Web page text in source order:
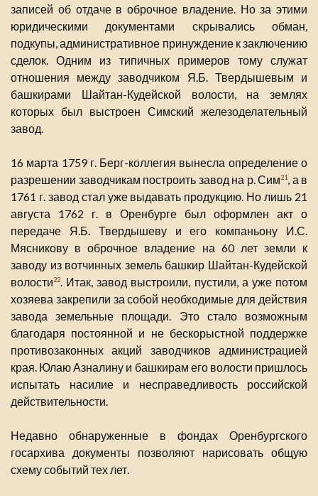
записей об отдаче в оброчное владение. Но за этими
юридическими документами скрывались обман,
подкупы, административное принуждение к заключению
сделок. Одним из типичных примеров тому служат
отношения между заводчиком Я.Б. Твердышевым и
башкирами Шайтан-Кудейской волости, на землях
которых был выстроен Симский железоделательный
завод.
16 марта 1759 г. Берг-коллегия вынесла определение о
разрешении заводчикам построить завод на р. Сим21, а в
1761 г. завод стал уже выдавать продукцию. Но лишь 21
августа 1762 г. в Оренбурге был оформлен акт о
передаче Я.Б. Твердышеву и его компаньону И.С.
Мясникову в оброчное владение на 60 лет земли к
заводу из вотчинных земель башкир Шайтан-Кудейской
волости22. Итак, завод выстроили, пустили, а уже потом
хозяева закрепили за собой необходимые для действия
завода земельные площади. Это стало возможным
благодаря постоянной и не бескорыстной поддержке
противозаконных акций заводчиков администрацией
края. Юлаю Азналину и башкирам его волости пришлось
испытать насилие и несправедливость российской
действительности.
Недавно обнаруженные в фондах Оренбургского
госархива документы позволяют нарисовать общую
схему событий тех лет.